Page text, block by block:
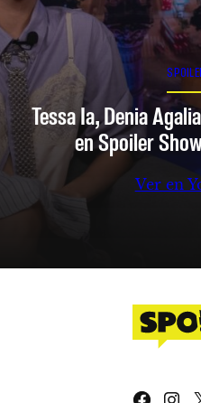
Tessa Ia, Denia
en Spoiler
Ver en